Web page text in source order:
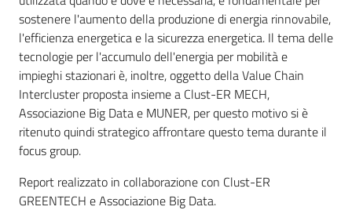
sostenere l'aumento della produzione di energia rinnovabile,
l'efficienza energetica e la sicurezza energetica. Il tema delle
tecnologie per l'accumulo dell'energia per mobilità e
impieghi stazionari è, inoltre, oggetto della Value Chain
Intercluster proposta insieme a Clust-ER MECH,
Associazione Big Data e MUNER, per questo motivo si è
ritenuto quindi strategico affrontare questo tema durante il
focus group.
Report realizzato in collaborazione con Clust-ER
GREENTECH e Associazione Big Data.